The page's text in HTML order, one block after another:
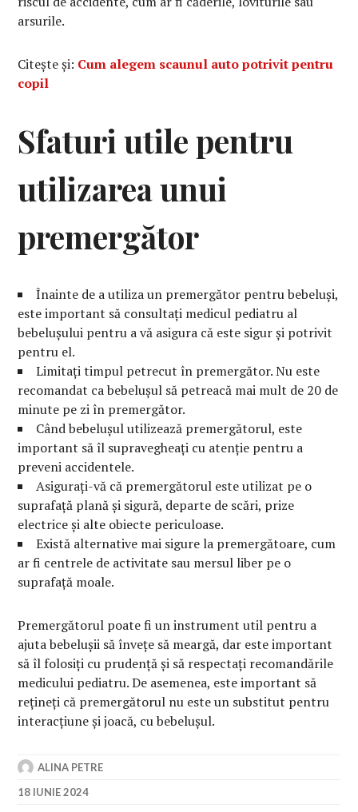
arsurile.
Citește și: Cum alegem scaunul auto potrivit pentru
copil
Sfaturi utile pentru
utilizarea unui
premergător
Înainte de a utiliza un premergător pentru bebeluși,
este important să consultați medicul pediatru al
bebelușului pentru a vă asigura că este sigur și potrivit
pentru el.
Limitați timpul petrecut în premergător. Nu este
recomandat ca bebelușul să petreacă mai mult de 20 de
minute pe zi în premergător.
Când bebelușul utilizează premergătorul, este
important să îl supravegheați cu atenție pentru a
preveni accidentele.
Asigurați-vă că premergătorul este utilizat pe o
suprafață plană și sigură, departe de scări, prize
electrice și alte obiecte periculoase.
Există alternative mai sigure la premergătoare, cum
ar fi centrele de activitate sau mersul liber pe o
suprafață moale.
Premergătorul poate fi un instrument util pentru a
ajuta bebelușii să învețe să meargă, dar este important
să îl folosiți cu prudență și să respectați recomandările
medicului pediatru. De asemenea, este important să
rețineți că premergătorul nu este un substitut pentru
interacțiune și joacă, cu bebelușul.
ALINA PETRE
18 IUNIE 2024